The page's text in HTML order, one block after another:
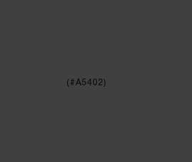
(#A5402)